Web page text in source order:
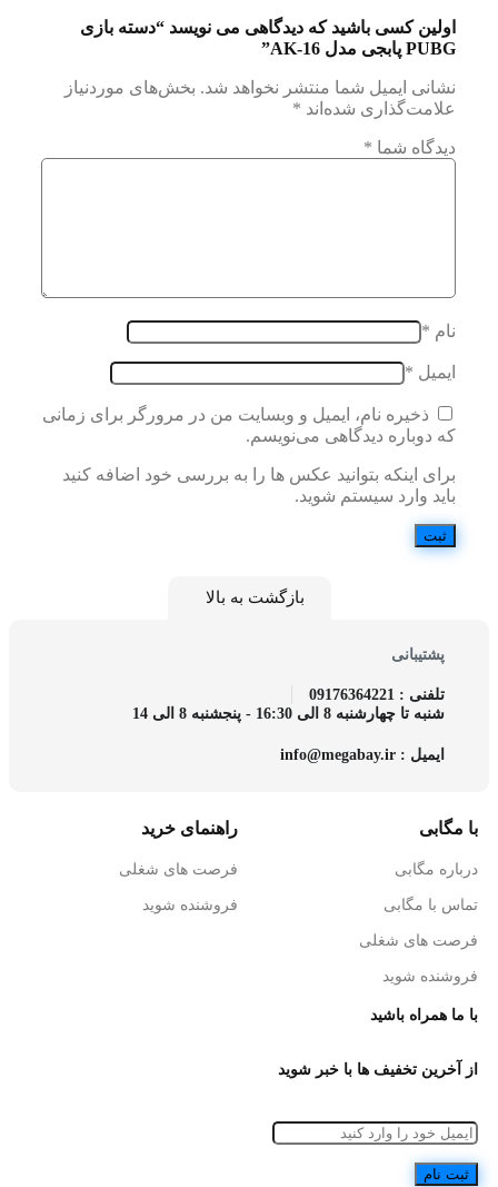
اولین کسی باشید که دیدگاهی می نویسد “دسته بازی
PUBG پابجی مدل AK-16”
نشانی ایمیل شما منتشر نخواهد شد. بخش‌های موردنیاز
علامت‌گذاری شده‌اند *
دیدگاه شما *
نام *
ایمیل *
ذخیره نام، ایمیل و وبسایت من در مرورگر برای زمانی
که دوباره دیدگاهی می‌نویسم.
برای اینکه بتوانید عکس ها را به بررسی خود اضافه کنید
باید وارد سیستم شوید.
بازگشت به بالا
پشتیبانی
تلفنی : 09176364221
شنبه تا چهارشنبه 8 الی 16:30 - پنجشنبه 8 الی 14
ایمیل : info@megabay.ir
با مگابی
درباره مگابی
تماس با مگابی
فرصت های شغلی
فروشنده شوید
راهنمای خرید
فرصت های شغلی
فروشنده شوید
با ما همراه باشید
از آخرین تخفیف ها با خبر شوید